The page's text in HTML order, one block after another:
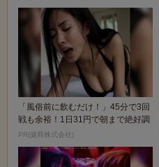
「風俗前に飲むだけ！」45分で3回
戦も余裕！1日31円で朝まで絶好調
PR(健商株式会社)